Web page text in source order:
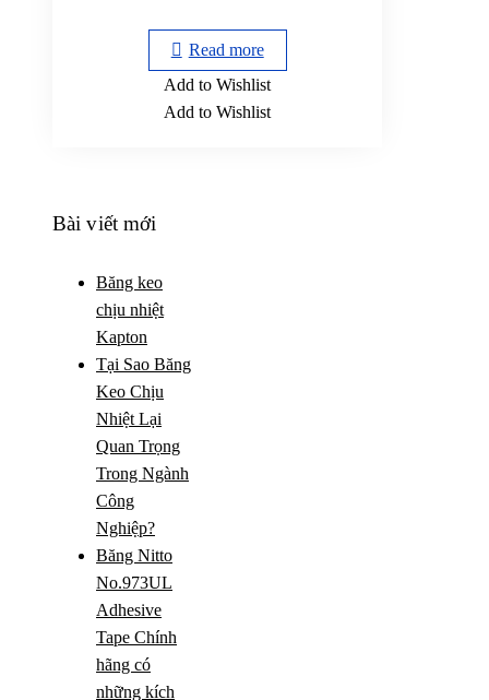
Read more
Add to Wishlist
Add to Wishlist
Bài viết mới
Băng keo
chịu nhiệt
Kapton
Tại Sao Băng
Keo Chịu
Nhiệt Lại
Quan Trọng
Trong Ngành
Công
Nghiệp?
Băng Nitto
No.973UL
Adhesive
Tape Chính
hãng có
những kích